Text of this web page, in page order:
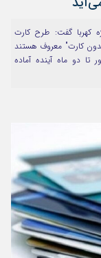
کهربا گفت: طرح کارت
کارت" معروف هستند
تا دو ماه آینده آماده